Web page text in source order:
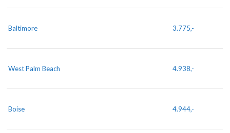
Baltimore 3.775,-
West Palm Beach 4.938,-
Boise 4.944,-